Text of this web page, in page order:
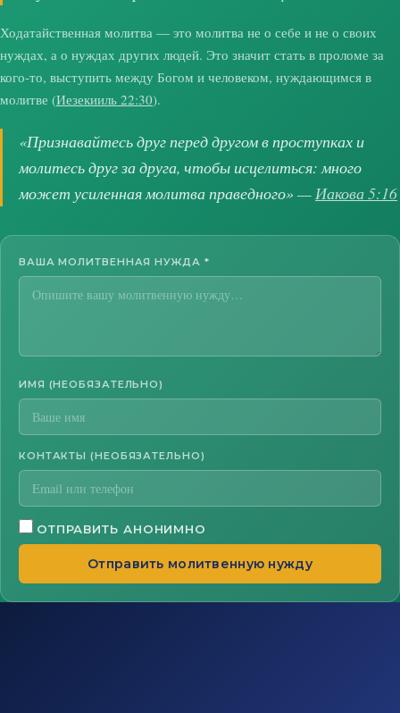
Ходатайственная молитва — это молитва не о себе и не о своих
нуждах, а о нуждах других людей. Это значит стать в проломе за
кого-то, выступить между Богом и человеком, нуждающимся в
молитве (Иезекииль 22:30).
«Признавайтесь друг перед другом в проступках и
молитесь друг за друга, чтобы исцелиться: много
может усиленная молитва праведного» —Иакова 5:16
ВАША МОЛИТВЕННАЯ НУЖДА *
ИМЯ (НЕОБЯЗАТЕЛЬНО)
КОНТАКТЫ (НЕОБЯЗАТЕЛЬНО)
ОТПРАВИТЬ АНОНИМНО
Отправить молитвенную нужду